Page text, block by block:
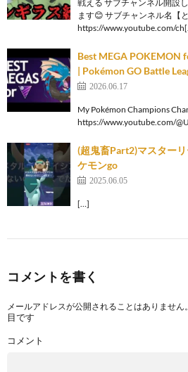
戦える サブチャンネル開設
ます😊 サブチャンネル名【
https://www.youtube.com/
Best MEGA POKEMON
| Pokémon GO Battle
2026.06.17
My Pokémon Champions
https://www.youtube.com/
(超鬼畜Part2)マスター
ケモンgo
2025.06.05
[…]
コメントを書く
メールアドレスが公開されることはありません。
目です
コメント